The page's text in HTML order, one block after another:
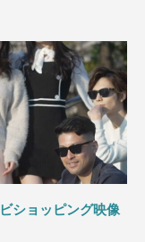
ショッピング映像